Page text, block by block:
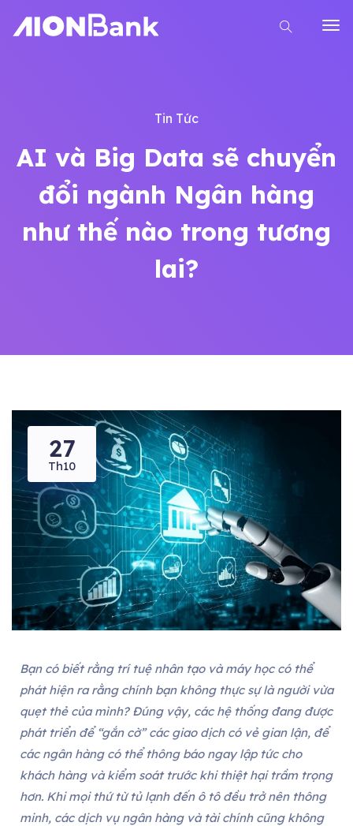
Tin Tức
AI và Big Data sẽ chuyển
đổi ngành Ngân hàng
như thế nào trong tương
lai?
27
Th10
Bạn có biết rằng trí tuệ nhân tạo và máy học có thể
phát hiện ra rằng chính bạn không thực sự là người vừa
quẹt thẻ của mình? Đúng vậy, các hệ thống đang được
phát triển để “gắn cờ” các giao dịch có vẻ gian lận, để
các ngân hàng có thể thông báo ngay lập tức cho
khách hàng và kiểm soát trước khi thiệt hại trầm trọng
hơn. Khi mọi thứ từ tủ lạnh đến ô tô đều trở nên thông
minh, các dịch vụ ngân hàng và tài chính cũng không